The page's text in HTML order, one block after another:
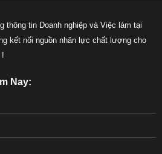
thông tin Doanh nghiệp và Việc làm tại
kết nối nguồn nhân lực chất lượng cho
!
Nay: